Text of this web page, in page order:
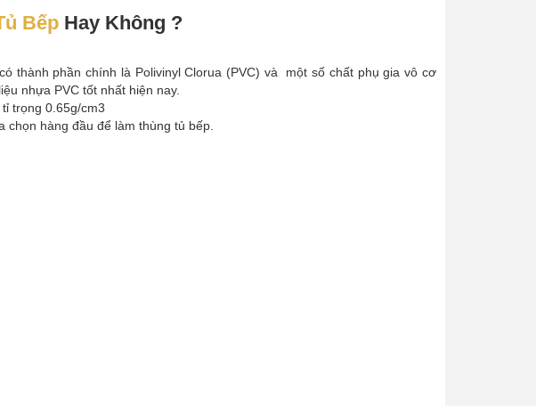
Bếp Hay Không ?
thành phần chính là Polivinyl Clorua (PVC) và một số chất phụ gia vô cơ
nhựa PVC tốt nhất hiện nay.
trọng 0.65g/cm3
hàng đầu để làm thùng tủ bếp.